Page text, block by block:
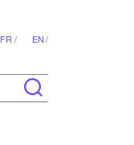
FR / EN /